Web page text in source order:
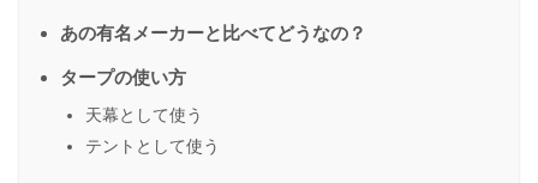
あの有名メーカーと比べてどうなの？
タープの使い方
天幕として使う
テントとして使う